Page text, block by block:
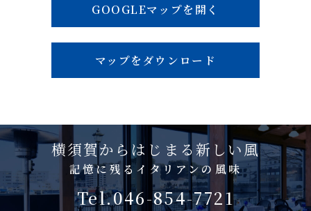
GOOGLEマップを開く
マップをダウンロード
横須賀からはじまる新しい風
記憶に残るイタリアンの風味
Tel.046-854-7721